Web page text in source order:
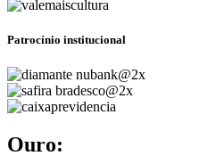
Patrocínio institucional
Ouro: